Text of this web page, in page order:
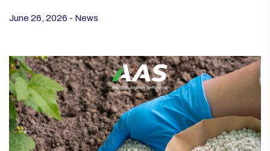
June 26, 2026 - News